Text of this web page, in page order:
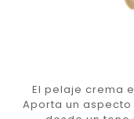
El pelaje crema
Aporta un